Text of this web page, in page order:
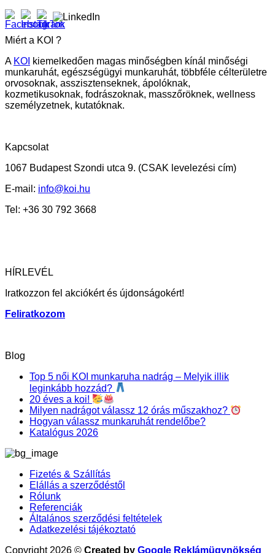
Miért a KOI ?
A KOI kiemelkedően magas minőségben kínál minőségi
munkaruhát, egészségügyi munkaruhát, többféle célterületre
orvosoknak, asszisztenseknek, ápolóknak,
kozmetikusoknak, fodrászoknak, masszőröknek, wellness
személyzetnek, kutatóknak.
Kapcsolat
1067 Budapest Szondi utca 9. (CSAK levelezési cím)
E-mail: info@koi.hu
Tel: +36 30 792 3668
HÍRLEVÉL
Iratkozzon fel akciókért és újdonságokért!
Feliratkozom
Blog
Top 5 női KOI munkaruha nadrág – Melyik illik
leginkább hozzád?
20 éves a koi!
Milyen nadrágot válassz 12 órás műszakhoz?
Hogyan válassz munkaruhát rendelőbe?
Katalógus 2026
Fizetés & Szállítás
Elállás a szerződéstől
Rólunk
Referenciák
Általános szerződési feltételek
Adatkezelési tájékoztató
Copyright 2026 © Created by Google Reklámügynökség